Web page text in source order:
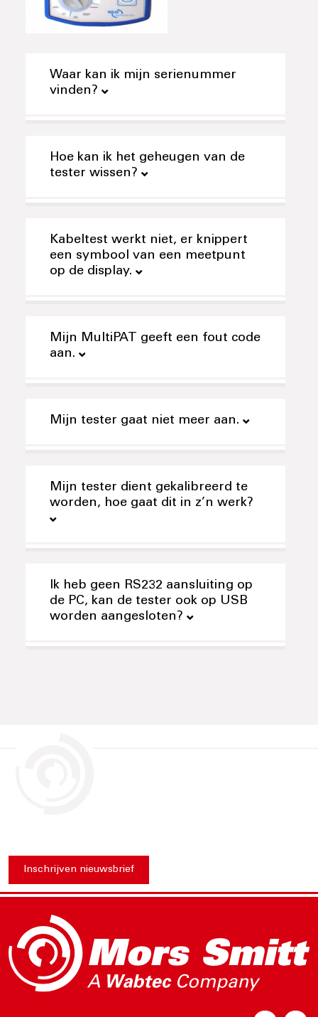
Waar kan ik mijn serienummer
vinden?
Hoe kan ik het geheugen van de
tester wissen?
Kabeltest werkt niet, er knippert
een symbool van een meetpunt
op de display.
Mijn MultiPAT geeft een fout code
aan.
Mijn tester gaat niet meer aan.
Mijn tester dient gekalibreerd te
worden, hoe gaat dit in z’n werk?
Ik heb geen RS232 aansluiting op
de PC, kan de tester ook op USB
worden aangesloten?
Inschrijven nieuwsbrief